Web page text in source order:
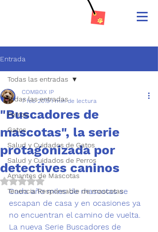
Entrada
Todas las entradas
Perros
Gatos
Salud y Cuidados de Gatos
Salud y Cuidados de Perros
Amantes de Mascotas
Tenencia Responsable de mascotas
Todas las entradas
"Buscadores de
mascotas", la serie
protagonizada por
detectives caninos
COMBOX IP
7 feb 20191 min de lectura
Obtuvo NaN de 5 estrellas.
Cada año miles de mascotas se
escapan de casa y en ocasiones ya
no encuentran el camino de vuelta.
La nueva Serie Buscadores de